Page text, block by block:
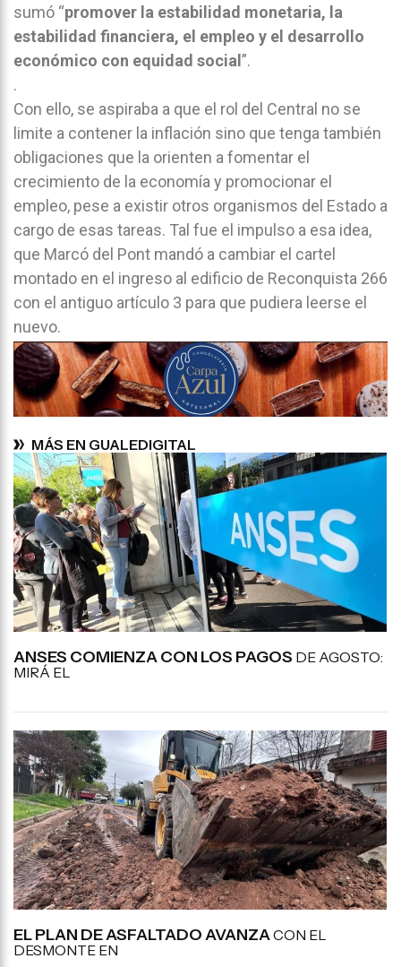
sumó “promover la estabilidad monetaria, la
estabilidad financiera, el empleo y el desarrollo
económico con equidad social”.
.
Con ello, se aspiraba a que el rol del Central no se
limite a contener la inflación sino que tenga también
obligaciones que la orienten a fomentar el
crecimiento de la economía y promocionar el
empleo, pese a existir otros organismos del Estado a
cargo de esas tareas. Tal fue el impulso a esa idea,
que Marcó del Pont mandó a cambiar el cartel
montado en el ingreso al edificio de Reconquista 266
con el antiguo artículo 3 para que pudiera leerse el
nuevo.
MÁS EN GUALEDIGITAL
ANSES COMIENZA CON LOS PAGOS DE AGOSTO:
MIRÁ EL
EL PLAN DE ASFALTADO AVANZACON EL
DESMONTE EN